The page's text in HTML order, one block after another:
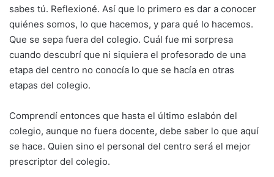
sabes tú. Reflexioné. Así que lo primero es dar a conocer
quiénes somos, lo que hacemos, y para qué lo hacemos.
Que se sepa fuera del colegio. Cuál fue mi sorpresa
cuando descubrí que ni siquiera el profesorado de una
etapa del centro no conocía lo que se hacía en otras
etapas del colegio.
Comprendí entonces que hasta el último eslabón del
colegio, aunque no fuera docente, debe saber lo que aquí
se hace. Quien sino el personal del centro será el mejor
prescriptor del colegio.